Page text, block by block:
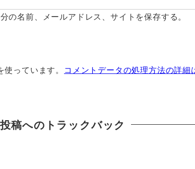
名前、メールアドレス、サイトを保存する。
っています。 コメントデータの処理方法の詳細
稿へのトラックバック